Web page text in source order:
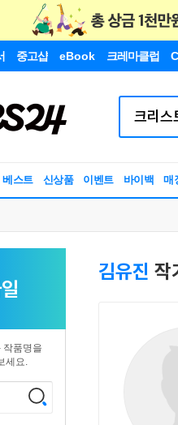
중고샵 eBook 크레마클럽
베스트 신상품 이벤트 바이백 매
작품명을
세요.
김유진 작